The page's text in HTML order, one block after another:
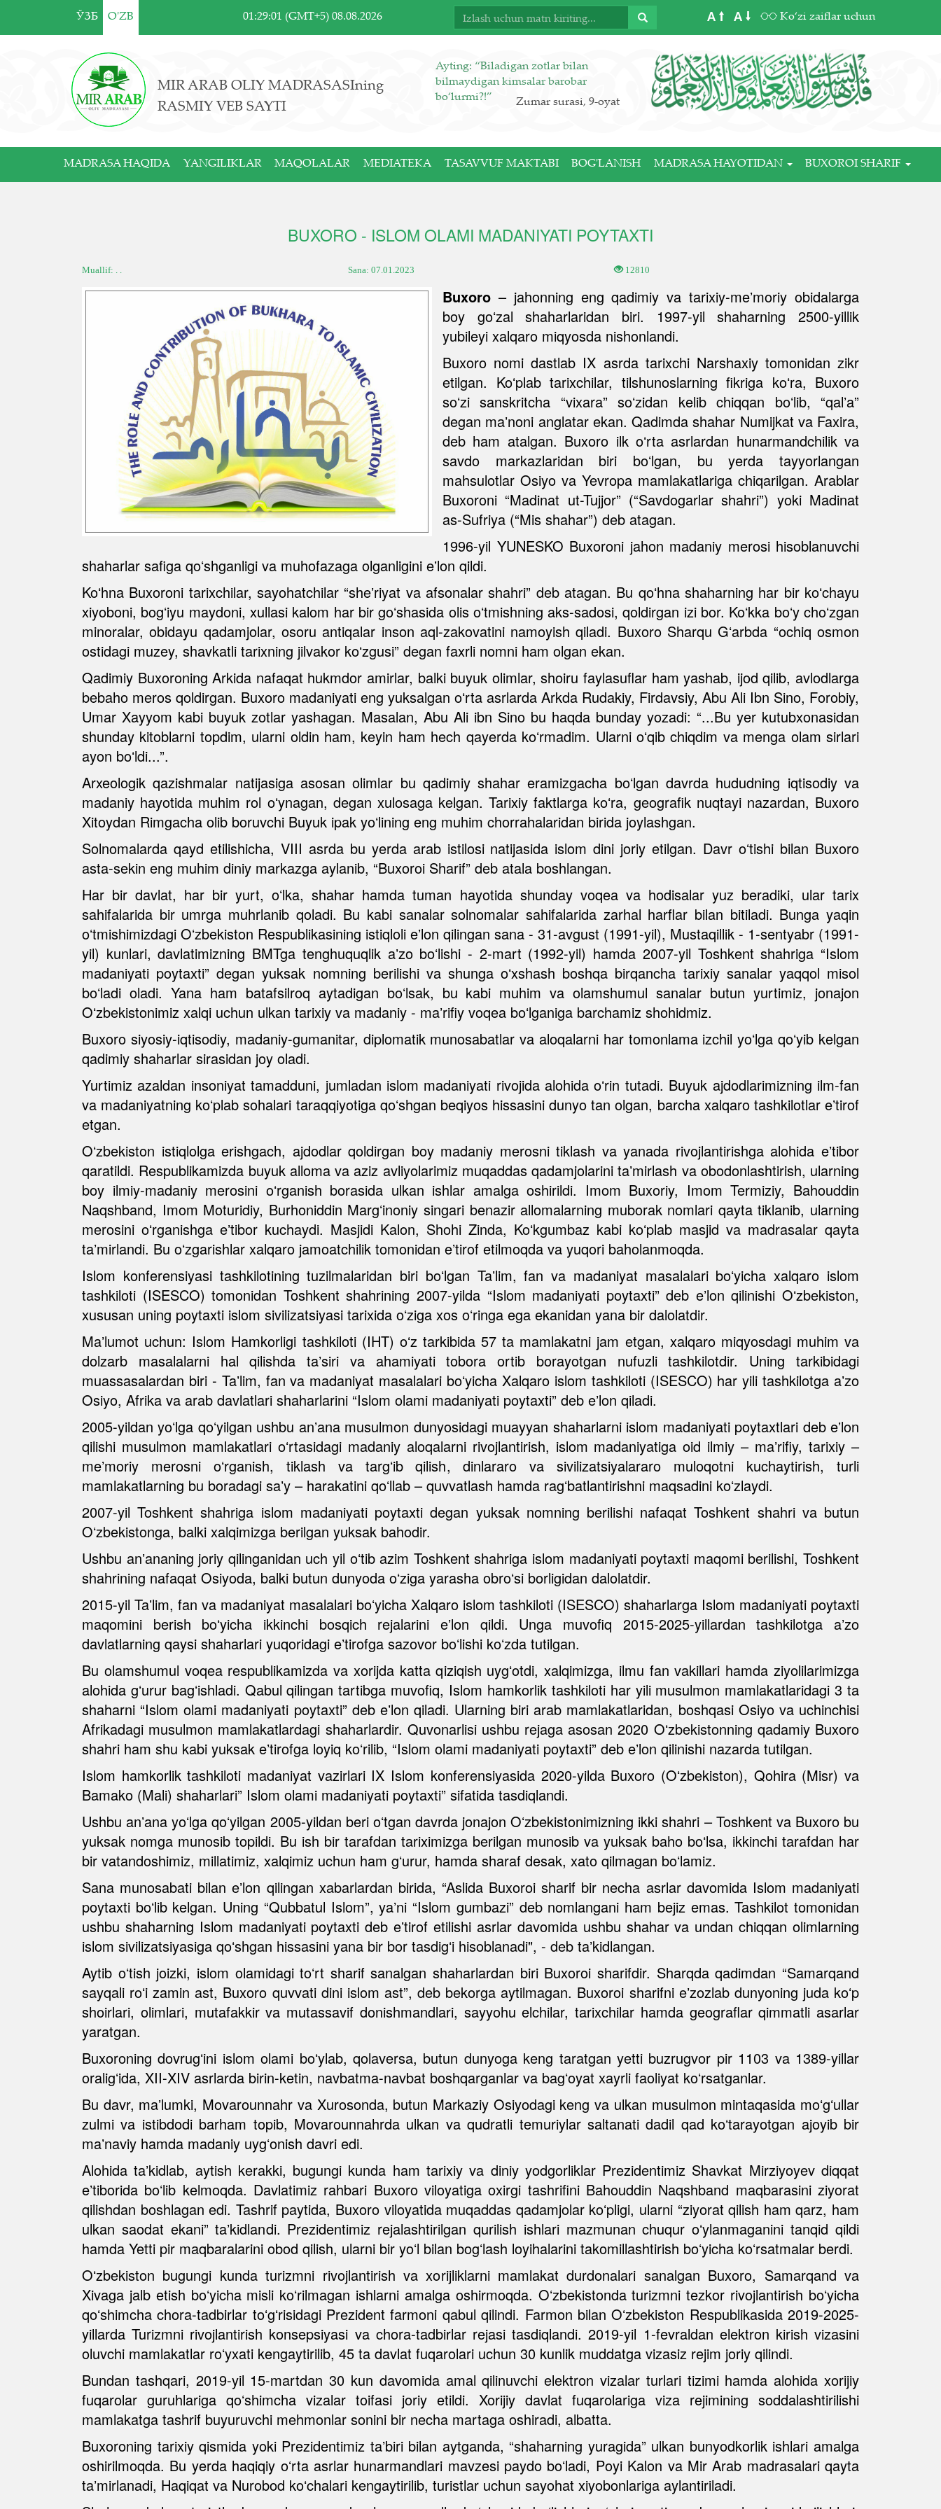
ЎЗБ O'ZB 01:29:01 (GMT+5) 08.08.2026 A A Ko‘zi zaiflar uchun
MIR ARAB OLIY MADRASASIning
RASMIY VEB SAYTI
Ayting: “Biladigan zotlar bilan
bilmaydigan kimsalar barobar
bo‘lurmi?!”
Zumar surasi, 9-oyat
MADRASA HAQIDA YANGILIKLAR MAQOLALAR MEDIATEKA TASAVVUF MAKTABI BOG'LANISH MADRASA HAYOTIDAN BUXOROI SHARIF
BUXORO - ISLOM OLAMI MADANIYATI POYTAXTI
Muallif: . . Sana: 07.01.2023 12810
Buxoro – jahonning eng qadimiy va tarixiy-meʼmoriy obidalarga
boy goʻzal shaharlaridan biri. 1997-yil shaharning 2500-yillik
yubileyi xalqaro miqyosda nishonlandi.
Buxoro nomi dastlab IX asrda tarixchi Narshaxiy tomonidan zikr
etilgan. Koʻplab tarixchilar, tilshunoslarning fikriga koʻra, Buxoro
soʻzi sanskritcha “vixara” soʻzidan kelib chiqqan boʻlib, “qalʼa”
degan maʼnoni anglatar ekan. Qadimda shahar Numijkat va Faxira,
deb ham atalgan. Buxoro ilk oʻrta asrlardan hunarmandchilik va
savdo markazlaridan biri boʻlgan, bu yerda tayyorlangan
mahsulotlar Osiyo va Yevropa mamlakatlariga chiqarilgan. Arablar
Buxoroni “Madinat ut-Tujjor” (“Savdogarlar shahri”) yoki Madinat
as-Sufriya (“Mis shahar”) deb atagan.
1996-yil YUNESKO Buxoroni jahon madaniy merosi hisoblanuvchi
shaharlar safiga qoʻshganligi va muhofazaga olganligini eʼlon qildi.
Koʻhna Buxoroni tarixchilar, sayohatchilar “sheʼriyat va afsonalar shahri” deb atagan. Bu qoʻhna shaharning har bir koʻchayu
xiyoboni, bogʻiyu maydoni, xullasi kalom har bir goʻshasida olis oʻtmishning aks-sadosi, qoldirgan izi bor. Koʻkka boʻy choʻzgan
minoralar, obidayu qadamjolar, osoru antiqalar inson aql-zakovatini namoyish qiladi. Buxoro Sharqu Gʻarbda “ochiq osmon
ostidagi muzey, shavkatli tarixning jilvakor koʻzgusi” degan faxrli nomni ham olgan ekan.
Qadimiy Buxoroning Arkida nafaqat hukmdor amirlar, balki buyuk olimlar, shoiru faylasuflar ham yashab, ijod qilib, avlodlarga
bebaho meros qoldirgan. Buxoro madaniyati eng yuksalgan oʻrta asrlarda Arkda Rudakiy, Firdavsiy, Abu Ali Ibn Sino, Forobiy,
Umar Xayyom kabi buyuk zotlar yashagan. Masalan, Abu Ali ibn Sino bu haqda bunday yozadi: “...Bu yer kutubxonasidan
shunday kitoblarni topdim, ularni oldin ham, keyin ham hech qayerda koʻrmadim. Ularni oʻqib chiqdim va menga olam sirlari
ayon boʻldi...”.
Arxeologik qazishmalar natijasiga asosan olimlar bu qadimiy shahar eramizgacha boʻlgan davrda hududning iqtisodiy va
madaniy hayotida muhim rol oʻynagan, degan xulosaga kelgan. Tarixiy faktlarga koʻra, geografik nuqtayi nazardan, Buxoro
Xitoydan Rimgacha olib boruvchi Buyuk ipak yoʻlining eng muhim chorrahalaridan birida joylashgan.
Solnomalarda qayd etilishicha, VIII asrda bu yerda arab istilosi natijasida islom dini joriy etilgan. Davr oʻtishi bilan Buxoro
asta-sekin eng muhim diniy markazga aylanib, “Buxoroi Sharif” deb atala boshlangan.
Har bir davlat, har bir yurt, oʻlka, shahar hamda tuman hayotida shunday voqea va hodisalar yuz beradiki, ular tarix
sahifalarida bir umrga muhrlanib qoladi. Bu kabi sanalar solnomalar sahifalarida zarhal harflar bilan bitiladi. Bunga yaqin
oʻtmishimizdagi Oʻzbekiston Respublikasining istiqloli eʼlon qilingan sana - 31-avgust (1991-yil), Mustaqillik - 1-sentyabr (1991-
yil) kunlari, davlatimizning BMTga tenghuquqlik aʼzo boʻlishi - 2-mart (1992-yil) hamda 2007-yil Toshkent shahriga “Islom
madaniyati poytaxti” degan yuksak nomning berilishi va shunga oʻxshash boshqa birqancha tarixiy sanalar yaqqol misol
boʻladi oladi. Yana ham batafsilroq aytadigan boʻlsak, bu kabi muhim va olamshumul sanalar butun yurtimiz, jonajon
Oʻzbekistonimiz xalqi uchun ulkan tarixiy va madaniy - maʼrifiy voqea boʻlganiga barchamiz shohidmiz.
Buxoro siyosiy-iqtisodiy, madaniy-gumanitar, diplomatik munosabatlar va aloqalarni har tomonlama izchil yoʻlga qoʻyib kelgan
qadimiy shaharlar sirasidan joy oladi.
Yurtimiz azaldan insoniyat tamadduni, jumladan islom madaniyati rivojida alohida oʻrin tutadi. Buyuk ajdodlarimizning ilm-fan
va madaniyatning koʻplab sohalari taraqqiyotiga qoʻshgan beqiyos hissasini dunyo tan olgan, barcha xalqaro tashkilotlar eʼtirof
etgan.
Oʻzbekiston istiqlolga erishgach, ajdodlar qoldirgan boy madaniy merosni tiklash va yanada rivojlantirishga alohida eʼtibor
qaratildi. Respublikamizda buyuk alloma va aziz avliyolarimiz muqaddas qadamjolarini taʼmirlash va obodonlashtirish, ularning
boy ilmiy-madaniy merosini oʻrganish borasida ulkan ishlar amalga oshirildi. Imom Buxoriy, Imom Termiziy, Bahouddin
Naqshband, Imom Moturidiy, Burhoniddin Margʻinoniy singari benazir allomalarning muborak nomlari qayta tiklanib, ularning
merosini oʻrganishga eʼtibor kuchaydi. Masjidi Kalon, Shohi Zinda, Koʻkgumbaz kabi koʻplab masjid va madrasalar qayta
taʼmirlandi. Bu oʻzgarishlar xalqaro jamoatchilik tomonidan eʼtirof etilmoqda va yuqori baholanmoqda.
Islom konferensiyasi tashkilotining tuzilmalaridan biri boʻlgan Taʼlim, fan va madaniyat masalalari boʻyicha xalqaro islom
tashkiloti (ISESCO) tomonidan Toshkent shahrining 2007-yilda “Islom madaniyati poytaxti” deb eʼlon qilinishi Oʻzbekiston,
xususan uning poytaxti islom sivilizatsiyasi tarixida oʻziga xos oʻringa ega ekanidan yana bir dalolatdir.
Maʼlumot uchun: Islom Hamkorligi tashkiloti (IHT) oʻz tarkibida 57 ta mamlakatni jam etgan, xalqaro miqyosdagi muhim va
dolzarb masalalarni hal qilishda taʼsiri va ahamiyati tobora ortib borayotgan nufuzli tashkilotdir. Uning tarkibidagi
muassasalardan biri - Taʼlim, fan va madaniyat masalalari boʻyicha Xalqaro islom tashkiloti (ISESCO) har yili tashkilotga aʼzo
Osiyo, Afrika va arab davlatlari shaharlarini “Islom olami madaniyati poytaxti” deb eʼlon qiladi.
2005-yildan yoʻlga qoʻyilgan ushbu anʼana musulmon dunyosidagi muayyan shaharlarni islom madaniyati poytaxtlari deb eʼlon
qilishi musulmon mamlakatlari oʻrtasidagi madaniy aloqalarni rivojlantirish, islom madaniyatiga oid ilmiy – maʼrifiy, tarixiy –
meʼmoriy merosni oʻrganish, tiklash va targʻib qilish, dinlararo va sivilizatsiyalararo muloqotni kuchaytirish, turli
mamlakatlarning bu boradagi saʼy – harakatini qoʻllab – quvvatlash hamda ragʻbatlantirishni maqsadini koʻzlaydi.
2007-yil Toshkent shahriga islom madaniyati poytaxti degan yuksak nomning berilishi nafaqat Toshkent shahri va butun
Oʻzbekistonga, balki xalqimizga berilgan yuksak bahodir.
Ushbu anʼananing joriy qilinganidan uch yil oʻtib azim Toshkent shahriga islom madaniyati poytaxti maqomi berilishi, Toshkent
shahrining nafaqat Osiyoda, balki butun dunyoda oʻziga yarasha obroʻsi borligidan dalolatdir.
2015-yil Taʼlim, fan va madaniyat masalalari boʻyicha Xalqaro islom tashkiloti (ISESCO) shaharlarga Islom madaniyati poytaxti
maqomini berish boʻyicha ikkinchi bosqich rejalarini eʼlon qildi. Unga muvofiq 2015-2025-yillardan tashkilotga aʼzo
davlatlarning qaysi shaharlari yuqoridagi eʼtirofga sazovor boʻlishi koʻzda tutilgan.
Bu olamshumul voqea respublikamizda va xorijda katta qiziqish uygʻotdi, xalqimizga, ilmu fan vakillari hamda ziyolilarimizga
alohida gʻurur bagʻishladi. Qabul qilingan tartibga muvofiq, Islom hamkorlik tashkiloti har yili musulmon mamlakatlaridagi 3 ta
shaharni “Islom olami madaniyati poytaxti” deb eʼlon qiladi. Ularning biri arab mamlakatlaridan, boshqasi Osiyo va uchinchisi
Afrikadagi musulmon mamlakatlardagi shaharlardir. Quvonarlisi ushbu rejaga asosan 2020 Oʻzbekistonning qadamiy Buxoro
shahri ham shu kabi yuksak eʼtirofga loyiq koʻrilib, “Islom olami madaniyati poytaxti” deb eʼlon qilinishi nazarda tutilgan.
Islom hamkorlik tashkiloti madaniyat vazirlari IX Islom konferensiyasida 2020-yilda Buxoro (Oʻzbekiston), Qohira (Misr) va
Bamako (Mali) shaharlari” Islom olami madaniyati poytaxti” sifatida tasdiqlandi.
Ushbu anʼana yoʻlga qoʻyilgan 2005-yildan beri oʻtgan davrda jonajon Oʻzbekistonimizning ikki shahri – Toshkent va Buxoro bu
yuksak nomga munosib topildi. Bu ish bir tarafdan tariximizga berilgan munosib va yuksak baho boʻlsa, ikkinchi tarafdan har
bir vatandoshimiz, millatimiz, xalqimiz uchun ham gʻurur, hamda sharaf desak, xato qilmagan boʻlamiz.
Sana munosabati bilan eʼlon qilingan xabarlardan birida, “Aslida Buxoroi sharif bir necha asrlar davomida Islom madaniyati
poytaxti boʻlib kelgan. Uning “Qubbatul Islom”, yaʼni “Islom gumbazi” deb nomlangani ham bejiz emas. Tashkilot tomonidan
ushbu shaharning Islom madaniyati poytaxti deb eʼtirof etilishi asrlar davomida ushbu shahar va undan chiqqan olimlarning
islom sivilizatsiyasiga qoʻshgan hissasini yana bir bor tasdigʻi hisoblanadi", - deb taʼkidlangan.
Aytib oʻtish joizki, islom olamidagi toʻrt sharif sanalgan shaharlardan biri Buxoroi sharifdir. Sharqda qadimdan “Samarqand
sayqali roʻi zamin ast, Buxoro quvvati dini islom ast”, deb bekorga aytilmagan. Buxoroi sharifni eʼzozlab dunyoning juda koʻp
shoirlari, olimlari, mutafakkir va mutassavif donishmandlari, sayyohu elchilar, tarixchilar hamda geograflar qimmatli asarlar
yaratgan.
Buxoroning dovrugʻini islom olami boʻylab, qolaversa, butun dunyoga keng taratgan yetti buzrugvor pir 1103 va 1389-yillar
oraligʻida, XII-XIV asrlarda birin-ketin, navbatma-navbat boshqarganlar va bagʻoyat xayrli faoliyat koʻrsatganlar.
Bu davr, maʼlumki, Movarounnahr va Xurosonda, butun Markaziy Osiyodagi keng va ulkan musulmon mintaqasida moʻgʻullar
zulmi va istibdodi barham topib, Movarounnahrda ulkan va qudratli temuriylar saltanati dadil qad koʻtarayotgan ajoyib bir
maʼnaviy hamda madaniy uygʻonish davri edi.
Alohida taʼkidlab, aytish kerakki, bugungi kunda ham tarixiy va diniy yodgorliklar Prezidentimiz Shavkat Mirziyoyev diqqat
eʼtiborida boʻlib kelmoqda. Davlatimiz rahbari Buxoro viloyatiga oxirgi tashrifini Bahouddin Naqshband maqbarasini ziyorat
qilishdan boshlagan edi. Tashrif paytida, Buxoro viloyatida muqaddas qadamjolar koʻpligi, ularni “ziyorat qilish ham qarz, ham
ulkan saodat ekani” taʼkidlandi. Prezidentimiz rejalashtirilgan qurilish ishlari mazmunan chuqur oʻylanmaganini tanqid qildi
hamda Yetti pir maqbaralarini obod qilish, ularni bir yoʻl bilan bogʻlash loyihalarini takomillashtirish boʻyicha koʻrsatmalar berdi.
Oʻzbekiston bugungi kunda turizmni rivojlantirish va xorijliklarni mamlakat durdonalari sanalgan Buxoro, Samarqand va
Xivaga jalb etish boʻyicha misli koʻrilmagan ishlarni amalga oshirmoqda. Oʻzbekistonda turizmni tezkor rivojlantirish boʻyicha
qoʻshimcha chora-tadbirlar toʻgʻrisidagi Prezident farmoni qabul qilindi. Farmon bilan Oʻzbekiston Respublikasida 2019-2025-
yillarda Turizmni rivojlantirish konsepsiyasi va chora-tadbirlar rejasi tasdiqlandi. 2019-yil 1-fevraldan elektron kirish vizasini
oluvchi mamlakatlar roʻyxati kengaytirilib, 45 ta davlat fuqarolari uchun 30 kunlik muddatga vizasiz rejim joriy qilindi.
Bundan tashqari, 2019-yil 15-martdan 30 kun davomida amal qilinuvchi elektron vizalar turlari tizimi hamda alohida xorijiy
fuqarolar guruhlariga qoʻshimcha vizalar toifasi joriy etildi. Xorijiy davlat fuqarolariga viza rejimining soddalashtirilishi
mamlakatga tashrif buyuruvchi mehmonlar sonini bir necha martaga oshiradi, albatta.
Buxoroning tarixiy qismida yoki Prezidentimiz taʼbiri bilan aytganda, “shaharning yuragida” ulkan bunyodkorlik ishlari amalga
oshirilmoqda. Bu yerda haqiqiy oʻrta asrlar hunarmandlari mavzesi paydo boʻladi, Poyi Kalon va Mir Arab madrasalari qayta
taʼmirlanadi, Haqiqat va Nurobod koʻchalari kengaytirilib, turistlar uchun sayohat xiyobonlariga aylantiriladi.